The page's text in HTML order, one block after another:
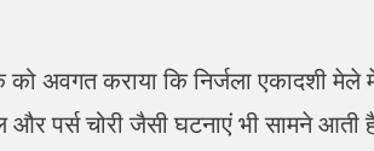
को अवगत कराया कि निर्जला एकादशी
पर्स चोरी जैसी घटनाएं भी सामने आती